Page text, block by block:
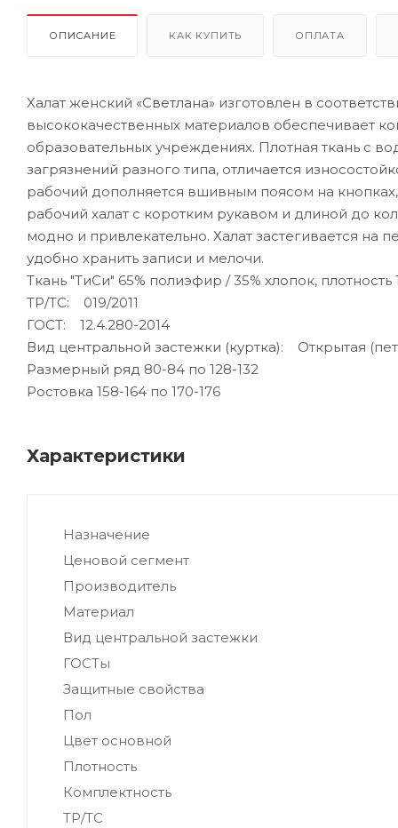
ОПИСАНИЕ КАК КУПИТЬ ОПЛАТА
Халат женский «Светлана» изготовлен в
высококачественных материалов обеспечивает
образовательных учреждениях. Плотная ткань с
загрязнений разного типа, отличается
рабочий дополняется вшивным поясом на
рабочий халат с коротким рукавом и длиной до
модно и привлекательно. Халат застегивается
удобно хранить записи и мелочи.
Ткань "ТиСи" 65% полиэфир / 35% хлопок,
ТР/ТС: 019/2011
ГОСТ: 12.4.280-2014
Вид центральной застежки (куртка): Открытая
Размерный ряд 80-84 по 128-132
Ростовка 158-164 по 170-176
Характеристики
Назначение
Ценовой сегмент
Производитель
Материал
Вид центральной застежки
ГОСТы
Защитные свойства
Пол
Цвет основной
Плотность
Комплектность
ТР/ТС